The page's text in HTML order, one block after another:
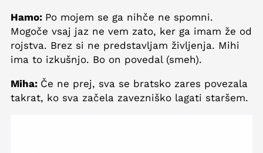
Hamo: Po mojem se ga nihče ne spomni.
Mogoče vsaj jaz ne vem zato, ker ga imam že od
rojstva. Brez si ne predstavljam življenja. Mihi
ima to izkušnjo. Bo on povedal (smeh).
Miha: Če ne prej, sva se bratsko zares povezala
takrat, ko sva začela zavezniško lagati staršem.